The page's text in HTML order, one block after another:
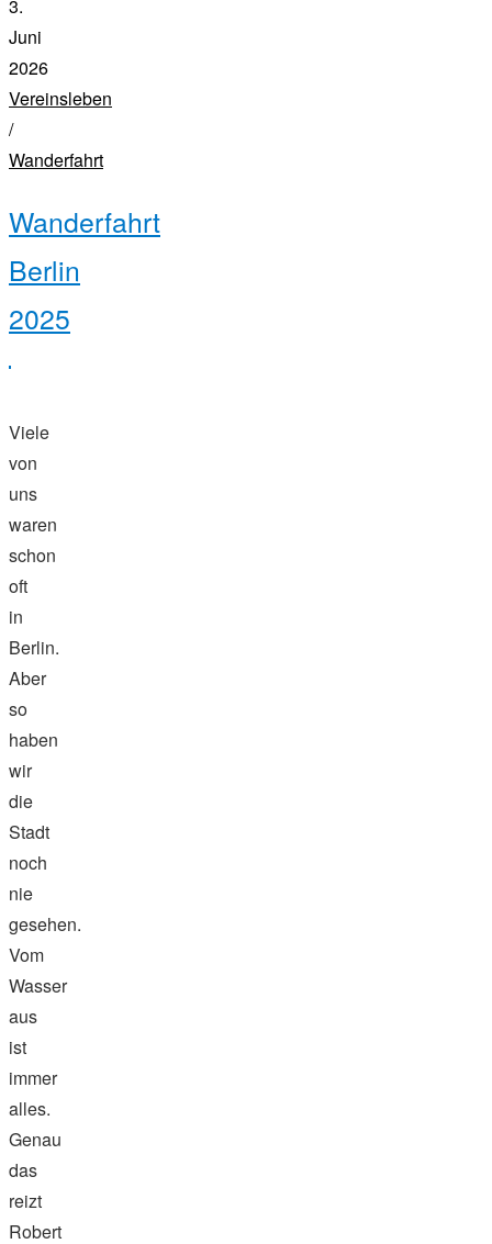
3.
Juni
2026
Vereinsleben
/
Wanderfahrt
Wanderfahrt
Berlin
2025
Viele
von
uns
waren
schon
oft
in
Berlin.
Aber
so
haben
wir
die
Stadt
noch
nie
gesehen.
Vom
Wasser
aus
ist
immer
alles.
Genau
das
reizt
Robert